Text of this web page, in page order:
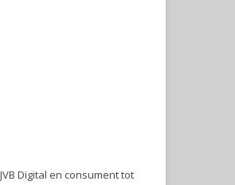
Digital en consument tot